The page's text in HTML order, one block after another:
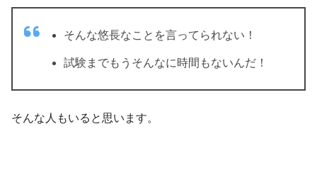
そんな悠長なことを言ってられない！
試験までもうそんなに時間もないんだ！
そんな人もいると思います。